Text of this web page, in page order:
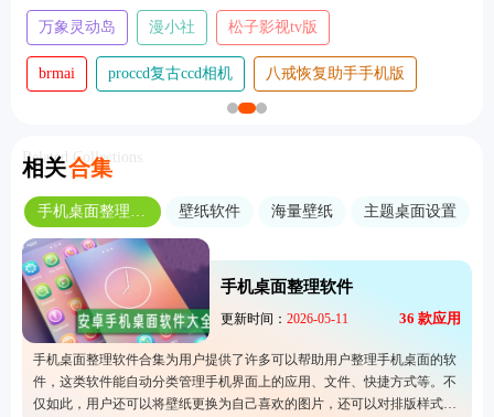
版
版
万象灵动岛
漫小社 松子影视tv版
brmai proccd复古ccd相机 八戒恢复助手手机版
相关合集
Related Collections
手机桌面整理软件 壁纸软件 海量壁纸 主题桌面设置
手机桌面整理软件
更新时间： 2026-05-11 36 款应用
手机桌面整理软件合集为用户提供了许多可以帮助用户整理手机桌面的软
件，这类软件能自动分类管理手机界面上的应用、文件、快捷方式等。不
仅如此，用户还可以将壁纸更换为自己喜欢的图片，还可以对排版样式、